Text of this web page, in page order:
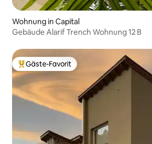
Wohnung in Capital
Gebäude Alarif Trench Wohnung 12 B
Beliebter Gäste-Favorit.
Gäste-Favorit